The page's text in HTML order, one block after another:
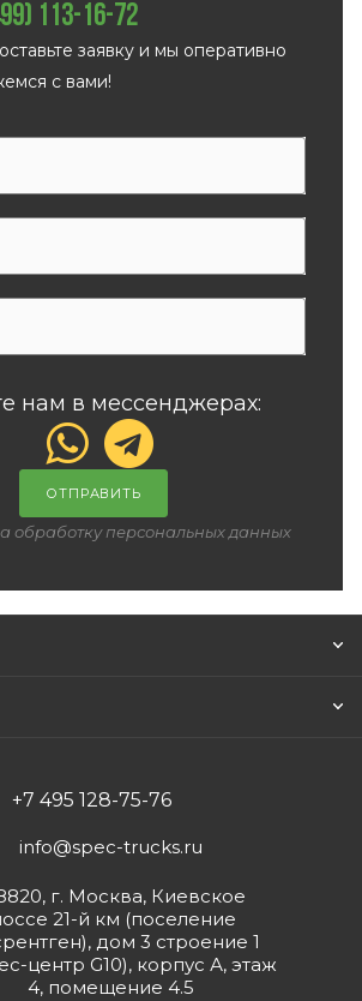
113-16-72
заявку и мы оперативно
с вами!
нам в мессенджерах:
ОТПРАВИТЬ
обработку персональных данных
+7 495 128-75-76
info@spec-trucks.ru
г. Москва, Киевское
21-й км (поселение
дом 3 строение 1
центр G10), корпус А, этаж
4, помещение 4.5